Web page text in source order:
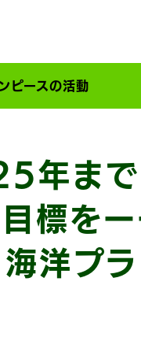
ピースの活動
年まで
標を
洋プ